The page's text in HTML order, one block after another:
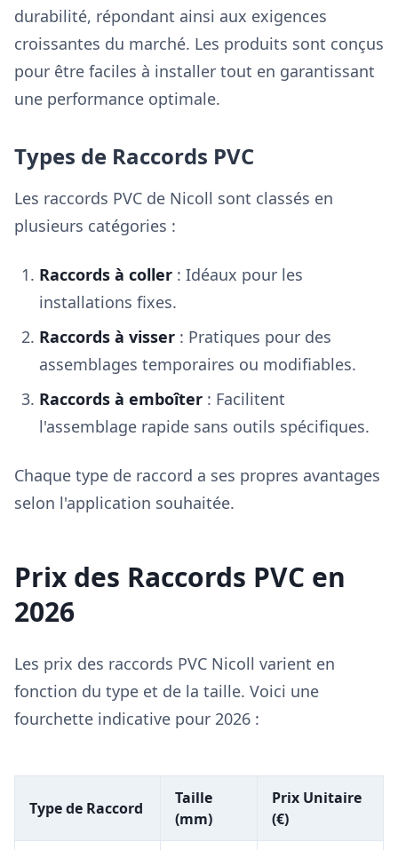
durabilité, répondant ainsi aux exigences
croissantes du marché. Les produits sont conçus
pour être faciles à installer tout en garantissant
une performance optimale.
Types de Raccords PVC
Les raccords PVC de Nicoll sont classés en
plusieurs catégories :
Raccords à coller : Idéaux pour les
installations fixes.
Raccords à visser : Pratiques pour des
assemblages temporaires ou modifiables.
Raccords à emboîter : Facilitent
l'assemblage rapide sans outils spécifiques.
Chaque type de raccord a ses propres avantages
selon l'application souhaitée.
Prix des Raccords PVC en
2026
Les prix des raccords PVC Nicoll varient en
fonction du type et de la taille. Voici une
fourchette indicative pour 2026 :
Type de Raccord
Taille
(mm)
Prix Unitaire
(€)